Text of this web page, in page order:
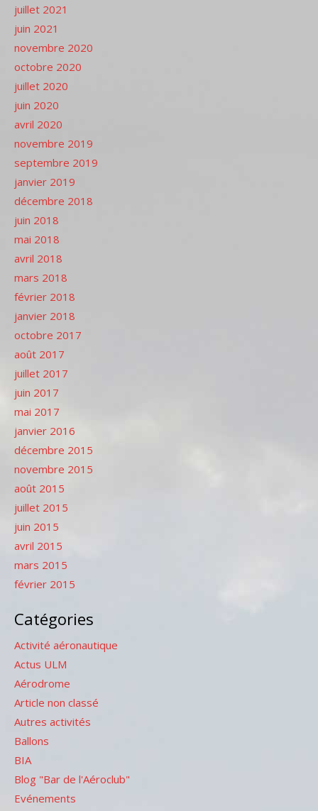
juillet 2021
juin 2021
novembre 2020
octobre 2020
juillet 2020
juin 2020
avril 2020
novembre 2019
septembre 2019
janvier 2019
décembre 2018
juin 2018
mai 2018
avril 2018
mars 2018
février 2018
janvier 2018
octobre 2017
août 2017
juillet 2017
juin 2017
mai 2017
janvier 2016
décembre 2015
novembre 2015
août 2015
juillet 2015
juin 2015
avril 2015
mars 2015
février 2015
Catégories
Activité aéronautique
Actus ULM
Aérodrome
Article non classé
Autres activités
Ballons
BIA
Blog "Bar de l'Aéroclub"
Evénements